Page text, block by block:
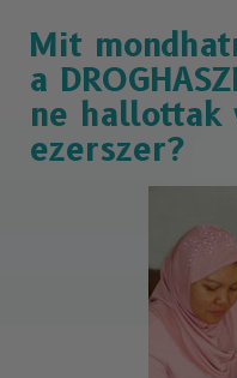
Mit
a
ne hallottak
ezerszer?